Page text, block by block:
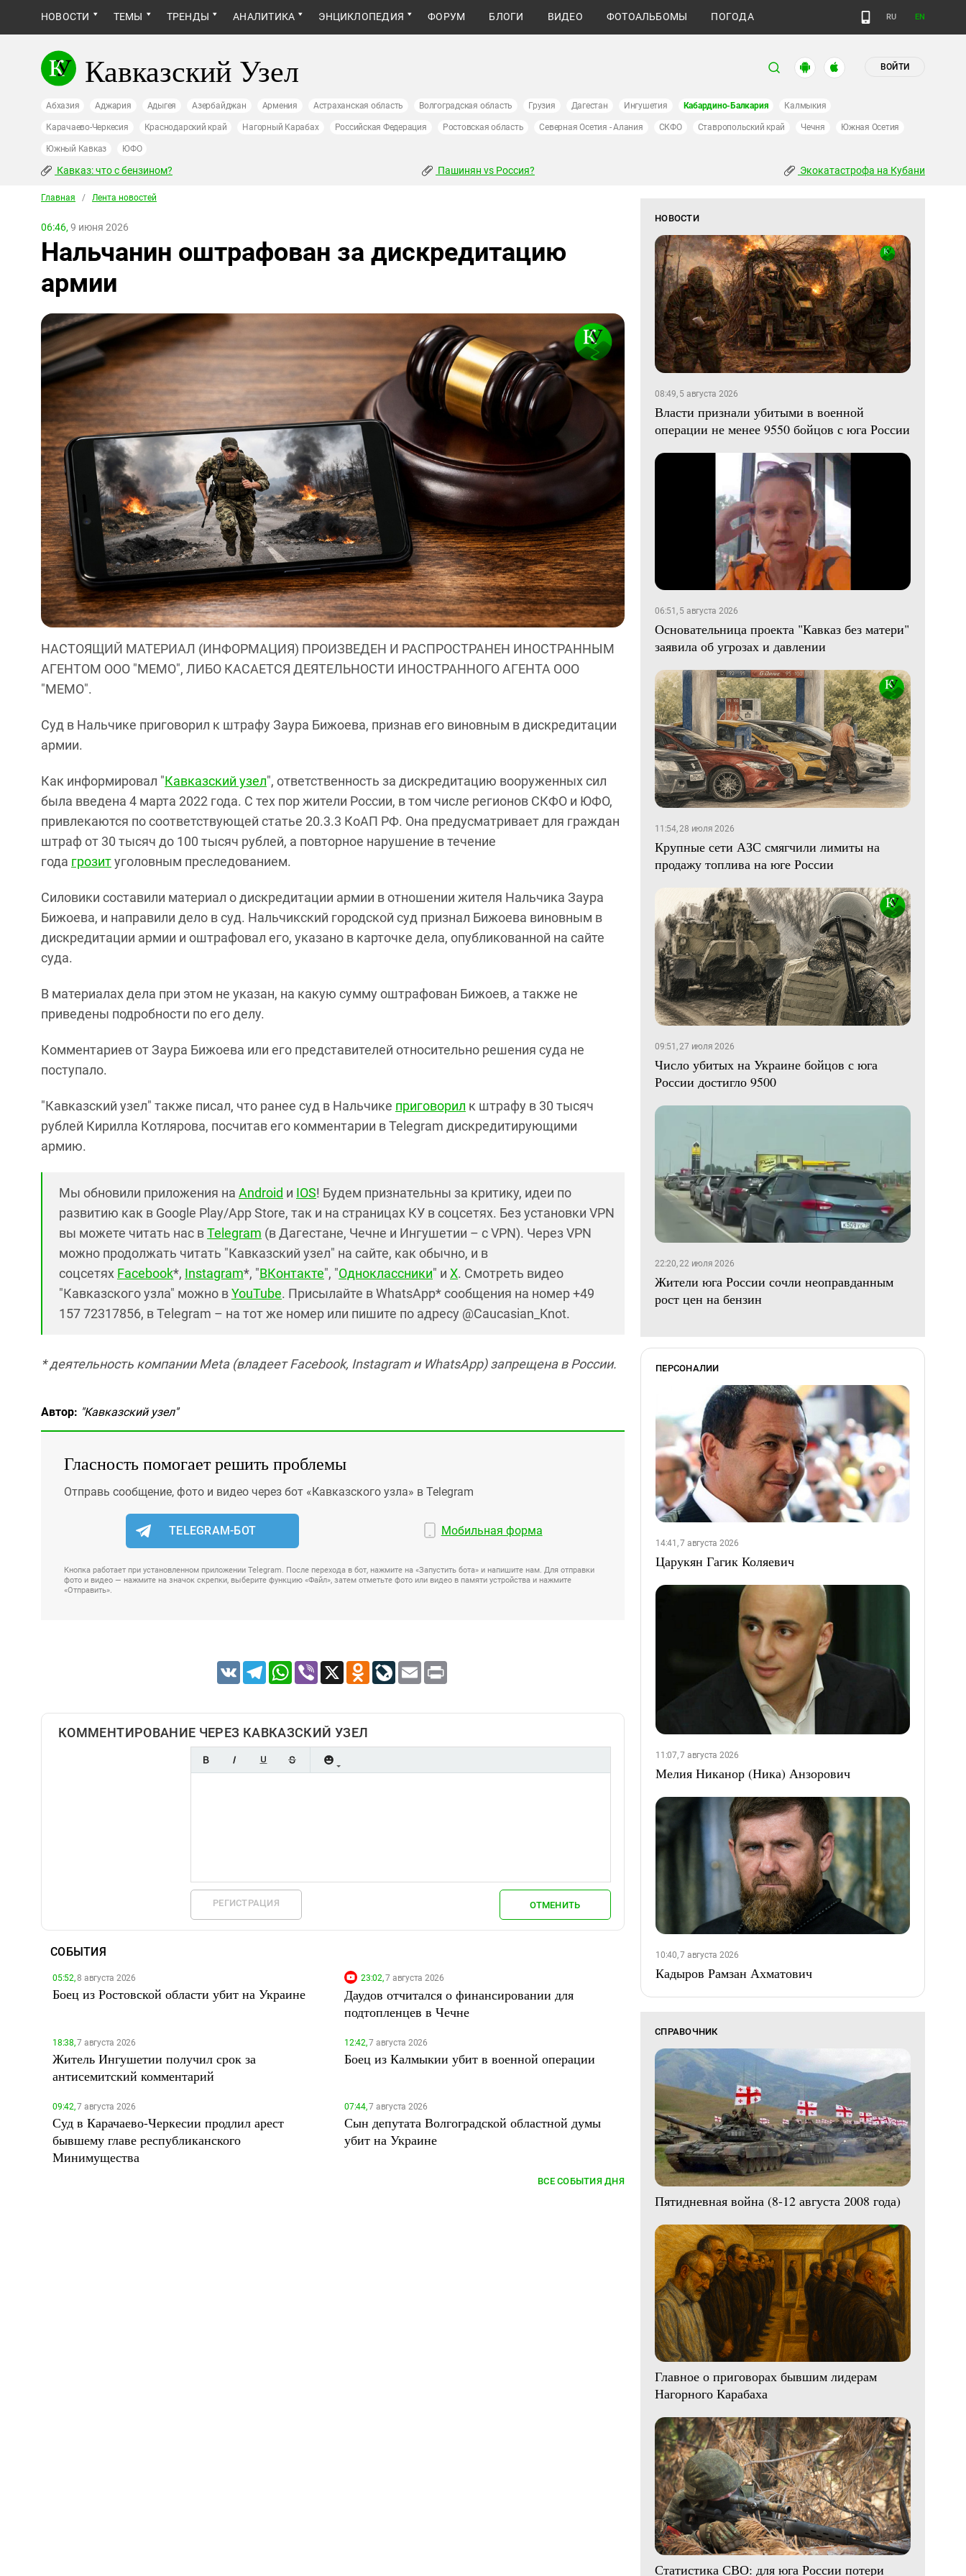
НОВОСТИ ТЕМЫ ТРЕНДЫ АНАЛИТИКА ЭНЦИКЛОПЕДИЯ ФОРУМ БЛОГИ ВИДЕО ФОТОАЛЬБОМЫ ПОГОДА RU EN
Кавказский Узел ВОЙТИ
Абхазия Аджария Адыгея Азербайджан Армения Астраханская область Волгоградская область Грузия Дагестан Ингушетия Кабардино-Балкария Калмыкия
Карачаево-Черкесия Краснодарский край Нагорный Карабах Российская Федерация Ростовская область Северная Осетия - Алания СКФО Ставропольский край Чечня Южная Осетия
Южный Кавказ ЮФО
Кавказ: что с бензином? Пашинян vs Россия? Экокатастрофа на Кубани
Главная / Лента новостей
06:46, 9 июня 2026
Нальчанин оштрафован за дискредитацию
армии
НАСТОЯЩИЙ МАТЕРИАЛ (ИНФОРМАЦИЯ) ПРОИЗВЕДЕН И РАСПРОСТРАНЕН ИНОСТРАННЫМ
АГЕНТОМ ООО "МЕМО", ЛИБО КАСАЕТСЯ ДЕЯТЕЛЬНОСТИ ИНОСТРАННОГО АГЕНТА ООО
"МЕМО".
Суд в Нальчике приговорил к штрафу Заура Бижоева, признав его виновным в дискредитации
армии.
Как информировал "Кавказский узел", ответственность за дискредитацию вооруженных сил
была введена 4 марта 2022 года. С тех пор жители России, в том числе регионов СКФО и ЮФО,
привлекаются по соответствующей статье 20.3.3 КоАП РФ. Она предусматривает для граждан
штраф от 30 тысяч до 100 тысяч рублей, а повторное нарушение в течение
года грозитуголовным преследованием.
Силовики составили материал о дискредитации армии в отношении жителя Нальчика Заура
Бижоева, и направили дело в суд. Нальчикский городской суд признал Бижоева виновным в
дискредитации армии и оштрафовал его, указано в карточке дела, опубликованной на сайте
суда.
В материалах дела при этом не указан, на какую сумму оштрафован Бижоев, а также не
приведены подробности по его делу.
Комментариев от Заура Бижоева или его представителей относительно решения суда не
поступало.
"Кавказский узел" также писал, что ранее суд в Нальчике приговорил к штрафу в 30 тысяч
рублей Кирилла Котлярова, посчитав его комментарии в Telegram дискредитирующими
армию.
Мы обновили приложения на Android и IOS! Будем признательны за критику, идеи по
развитию как в Google Play/App Store, так и на страницах КУ в соцсетях. Без установки VPN
вы можете читать нас вTelegram (в Дагестане, Чечне и Ингушетии – с VPN). Через VPN
можно продолжать читать "Кавказский узел" на сайте, как обычно, и в
соцсетях Facebook*, Instagram*, "ВКонтакте", "Одноклассники" и X. Смотреть видео
"Кавказского узла" можно вYouTube. Присылайте в WhatsApp* сообщения на номер +49
157 72317856, в Telegram – на тот же номер или пишите по адресу @Caucasian_Knot.
* деятельность компании Meta (владеет Facebook, Instagram и WhatsApp) запрещена в России.
Автор: "Кавказский узел"
Гласность помогает решить проблемы
Отправь сообщение, фото и видео через бот «Кавказского узла» в Telegram
TELEGRAM-БОТ Мобильная форма
Кнопка работает при установленном приложении Telegram. После перехода в бот, нажмите на «Запустить бота» и напишите нам. Для отправки
фото и видео — нажмите на значок скрепки, выберите функцию «Файл», затем отметьте фото или видео в памяти устройства и нажмите
«Отправить».
VK TelegramWhatsApp
Viber X Odnoklassniki
LiveJournal
Email
КОММЕНТИРОВАНИЕ ЧЕРЕЗ КАВКАЗСКИЙ УЗЕЛ
РЕГИСТРАЦИЯ ОТМЕНИТЬ
СОБЫТИЯ
05:52,8 августа 2026
Боец из Ростовской области убит на Украине
23:02,7 августа 2026
Даудов отчитался о финансировании для
подтопленцев в Чечне
18:38,7 августа 2026
Житель Ингушетии получил срок за
антисемитский комментарий
12:42,7 августа 2026
Боец из Калмыкии убит в военной операции
09:42,7 августа 2026
Суд в Карачаево-Черкесии продлил арест
бывшему главе республиканского
Минимущества
07:44,7 августа 2026
Сын депутата Волгоградской областной думы
убит на Украине
ВСЕ СОБЫТИЯ ДНЯ
НОВОСТИ
08:49, 5 августа 2026
Власти признали убитыми в военной
операции не менее 9550 бойцов с юга России
06:51, 5 августа 2026
Основательница проекта "Кавказ без матери"
заявила об угрозах и давлении
11:54, 28 июля 2026
Крупные сети АЗС смягчили лимиты на
продажу топлива на юге России
09:51, 27 июля 2026
Число убитых на Украине бойцов с юга
России достигло 9500
22:20, 22 июля 2026
Жители юга России сочли неоправданным
рост цен на бензин
ПЕРСОНАЛИИ
14:41, 7 августа 2026
Царукян Гагик Коляевич
11:07, 7 августа 2026
Мелия Никанор (Ника) Анзорович
10:40, 7 августа 2026
Кадыров Рамзан Ахматович
СПРАВОЧНИК
Пятидневная война (8-12 августа 2008 года)
Главное о приговорах бывшим лидерам
Нагорного Карабаха
Статистика СВО: для юга России потери